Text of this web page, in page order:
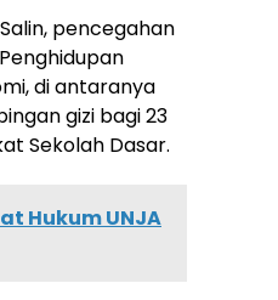
pencegahan
di antaranya
gizi bagi 23
Sekolah Dasar.
Hukum UNJA